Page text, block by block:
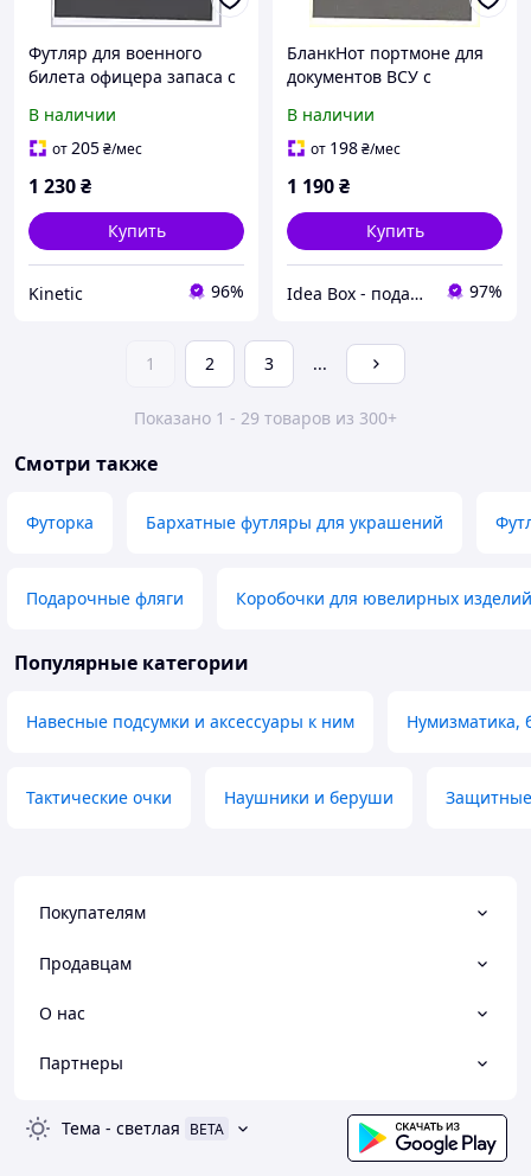
Футляр для военного
билета офицера запаса с
832190H8B
В наличии
от205₴/мес
1 230₴
Купить
Kinetic 96%
БланкНот портмоне для
документов ВСУ с
8PB132B003
В наличии
от 198₴/мес
1 190₴
Купить
Idea Box - подарки для всей семьи 97%
1 2 3 ...
Показано 1 - 29 товаров из 300+
Смотри также
Футорка Бархатные футляры для украшений
Подарочные фляги Коробочки для ювелирных изделий
Популярные категории
Навесные подсумки и аксессуары к ним Нумизматика,
Тактические очки Наушники и беруши
Покупателям
Продавцам
О нас
Партнеры
Тема - светлая BETA